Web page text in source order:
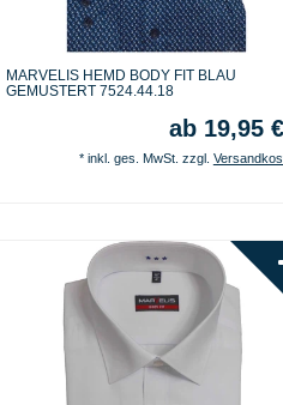
MARVELIS HEMD BODY FIT BLAU
GEMUSTERT 7524.44.18
ab 19,95
* inkl. ges. MwSt. zzgl.